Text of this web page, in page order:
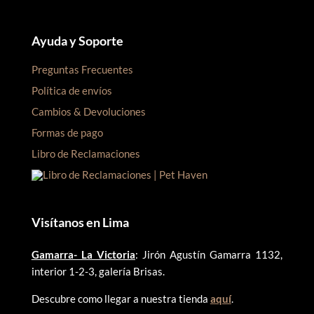
Ayuda y Soporte
Preguntas Frecuentes
Política de envíos
Cambios & Devoluciones
Formas de pago
Libro de Reclamaciones
Visítanos en Lima
Gamarra- La Victoria: Jirón Agustín Gamarra 1132,
interior 1-2-3, galería Brisas.
Descubre como llegar a nuestra tienda aquí.